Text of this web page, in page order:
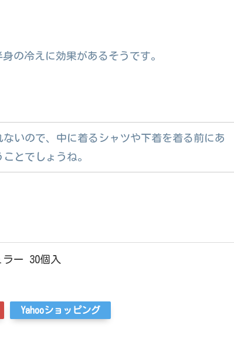
の冷えに効果があるそうです。
いので、中に着るシャツや下着を着る前にあ
とでしょうね。
ー 30個入
Yahooショッピング